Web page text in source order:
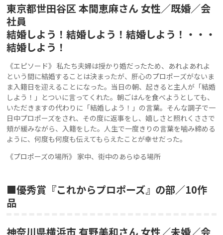
東京都世田谷区 本間恵麻さん 女性／既婚／会
社員
結婚しよう！結婚しよう！結婚しよう！・・・
結婚しよう！
《エピソード》 私たち夫婦は授かり婚だったため、あれよあれよ
という間に結婚することは決まったが、肝心のプロポーズがないま
ま入籍日を迎えることになった。当日の朝、起きると主人が「結婚
しよう！」とついに言ってくれた。朝ごはんを食べようとしても、
いただきますの代わりに「結婚しよう！」の言葉。そんな調子で一
日中プロポーズをされ、その度に返事をし、嬉しさと照れくささで
頬が緩みながら、入籍をした。人生で一度きりの言葉を噛み締める
ように、何度も何度も伝えてもらえたことが幸せだった。
《プロポーズの場所》 家中、街中のあらゆる場所
■優秀賞『これからプロポーズ』の部／10作
品
神奈川県横浜市 有野美和さん 女性／未婚／会